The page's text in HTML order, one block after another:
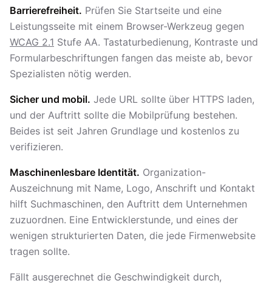
Barrierefreiheit. Prüfen Sie Startseite und eine
Leistungsseite mit einem Browser-Werkzeug gegen
WCAG 2.1 Stufe AA. Tastaturbedienung, Kontraste und
Formularbeschriftungen fangen das meiste ab, bevor
Spezialisten nötig werden.
Sicher und mobil. Jede URL sollte über HTTPS laden,
und der Auftritt sollte die Mobilprüfung bestehen.
Beides ist seit Jahren Grundlage und kostenlos zu
verifizieren.
Maschinenlesbare Identität. Organization-
Auszeichnung mit Name, Logo, Anschrift und Kontakt
hilft Suchmaschinen, den Auftritt dem Unternehmen
zuzuordnen. Eine Entwicklerstunde, und eines der
wenigen strukturierten Daten, die jede Firmenwebsite
tragen sollte.
Fällt ausgerechnet die Geschwindigkeit durch,